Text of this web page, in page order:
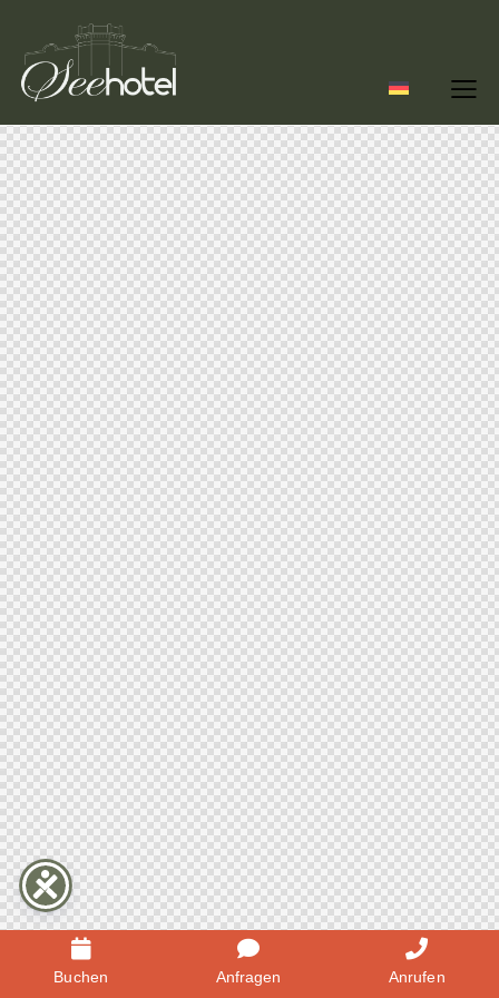
Buchen Anfragen Anrufen